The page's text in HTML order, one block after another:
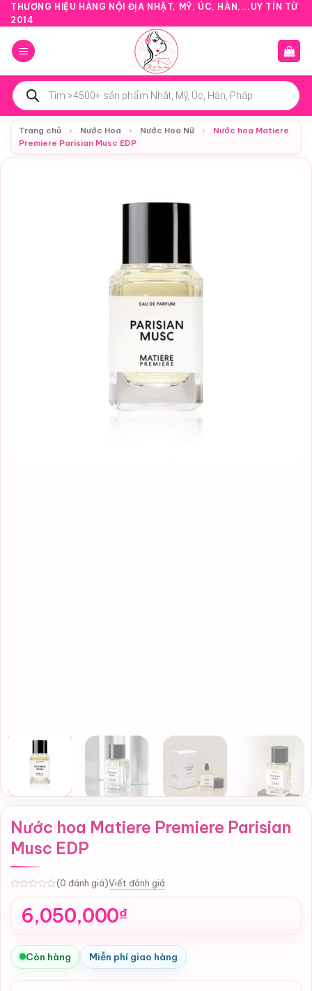
Bỏ
qua
nội
dung
THƯƠNG HIỆU HÀNG NỘI ĐỊA NHẬT, MỸ, ÚC, HÀN,...UY TÍN TỪ
2014
Tìm
kiếm
sản
phẩm
Trang chủ
› Nước Hoa › Nước Hoa Nữ ›
Nước hoa Matiere
Premiere Parisian Musc EDP
Nước hoa Matiere Premiere Parisian
Musc EDP
(0 đánh giá)Viết đánh giá
6,050,000₫
Còn hàng Miễn phí giao hàng